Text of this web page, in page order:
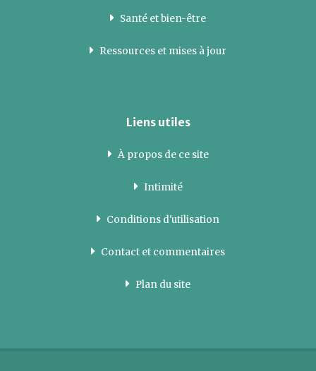
Santé et bien-être
Ressources et mises à jour
Liens utiles
À propos de ce site
Intimité
Conditions d'utilisation
Contact et commentaires
Plan du site